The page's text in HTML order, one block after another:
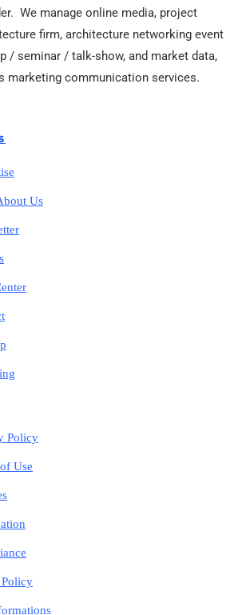
We manage online media, project
firm, architecture networking event
/ seminar / talk-show, and market data,
marketing communication services.
Us
Policy
Use